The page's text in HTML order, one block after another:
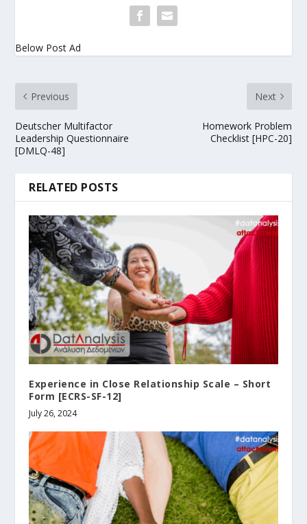
Below Post Ad
Previous
Deutscher Multifactor
Leadership Questionnaire
[DMLQ-48]
Next
Homework Problem
Checklist [HPC-20]
RELATED POSTS
Experience in Close Relationship Scale – Short
Form [ECRS-SF-12]
July 26, 2024